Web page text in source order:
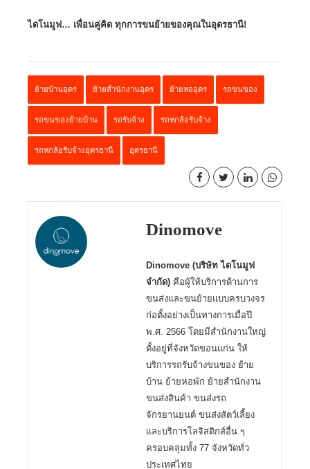
ไดโนมูฟ… เพื่อนคู่คิด ทุกการขนย้ายของคุณในอุดรธานี!
ย้ายบ้านอุดร ย้ายสำนักงานอุดร ย้ายหออุดร รถขนของ
รถขนของย้ายบ้าน รถรับจ้าง รถหกล้อรับจ้าง
รถหกล้อรับจ้างอุดรธานี อุดรธานี
Dinomove
Dinomove (บริษัท ไดโนมูฟ
จำกัด) คือผู้ให้บริการด้านการ
ขนส่งและขนย้ายแบบครบวงจร
ก่อตั้งอย่างเป็นทางการเมื่อปี
พ.ศ. 2566 โดยมีสำนักงานใหญ่
ตั้งอยู่ที่จังหวัดขอนแก่น ให้
บริการรถรับจ้างขนของ ย้าย
บ้าน ย้ายหอพัก ย้ายสำนักงาน
ขนส่งสินค้า ขนส่งรถ
จักรยานยนต์ ขนส่งสัตว์เลี้ยง
และบริการโลจิสติกส์อื่น ๆ
ครอบคลุมทั้ง 77 จังหวัดทั่ว
ประเทศไทย